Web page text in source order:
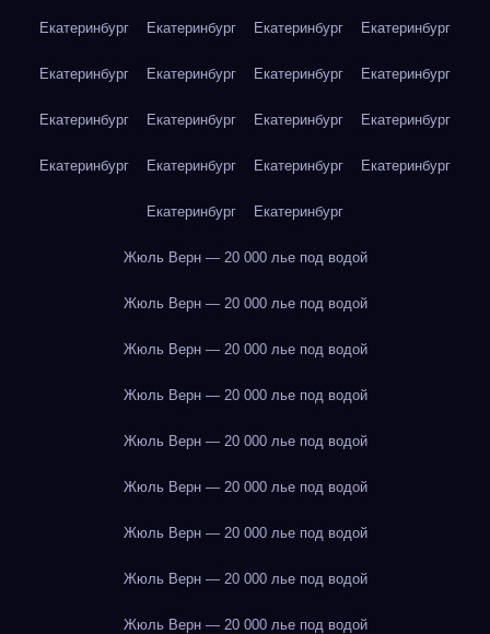
Екатеринбург Екатеринбург Екатеринбург Екатеринбург
Екатеринбург Екатеринбург Екатеринбург Екатеринбург
Екатеринбург Екатеринбург Екатеринбург Екатеринбург
Екатеринбург Екатеринбург Екатеринбург Екатеринбург
Екатеринбург Екатеринбург
Жюль Верн — 20 000 лье под водой
Жюль Верн — 20 000 лье под водой
Жюль Верн — 20 000 лье под водой
Жюль Верн — 20 000 лье под водой
Жюль Верн — 20 000 лье под водой
Жюль Верн — 20 000 лье под водой
Жюль Верн — 20 000 лье под водой
Жюль Верн — 20 000 лье под водой
Жюль Верн — 20 000 лье под водой